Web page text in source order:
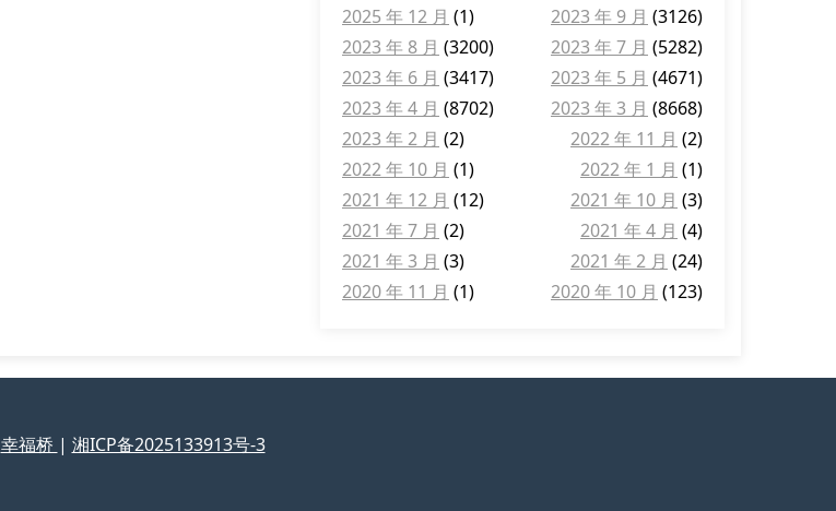
2025 年 12 月 (1) 2023 年 9 月 (3126)
2023 年 8 月 (3200) 2023 年 7 月 (5282)
2023 年 6 月 (3417) 2023 年 5 月 (4671)
2023 年 4 月 (8702) 2023 年 3 月 (8668)
2023 年 2 月 (2) 2022 年 11 月 (2)
2022 年 10 月 (1) 2022 年 1 月 (1)
2021 年 12 月 (12) 2021 年 10 月 (3)
2021 年 7 月 (2) 2021 年 4 月 (4)
2021 年 3 月 (3) 2021 年 2 月 (24)
2020 年 11 月 (1) 2020 年 10 月 (123)
幸福桥 | 湘ICP备2025133913号-3